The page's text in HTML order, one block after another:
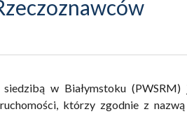
w Białymstoku (PWSRM)
którzy zgodnie z nazwą